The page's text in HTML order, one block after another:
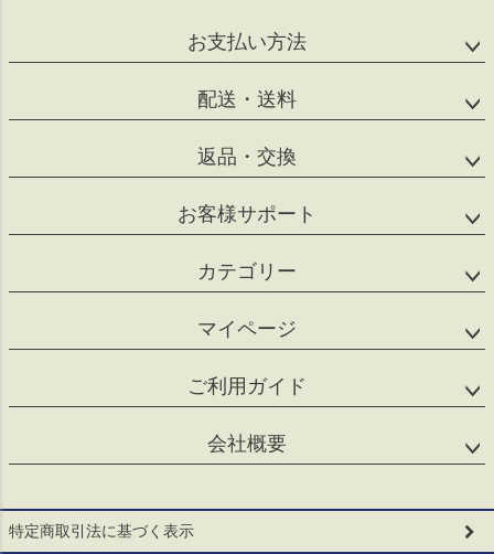
お支払い方法
配送・送料
返品・交換
お客様サポート
カテゴリー
マイページ
ご利用ガイド
会社概要
特定商取引法に基づく表示